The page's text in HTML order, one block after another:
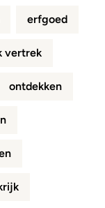
erfgoed
vertrek
ontdekken